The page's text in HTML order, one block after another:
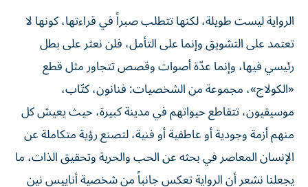
الرواية ليست طويلة، لكنها تتطلب صبراً في قراءتها، كونها لا
تعتمد على التشويق وإنما على التأمل، فلن نعثر على بطل
رئيسي فيها، وإنما عدّة أصوات وقصص تتجاور مثل قطع
«الكولاج»، مجموعة من الشخصيات: فنانون، كتّاب،
موسيقيون، تتقاطع حيواتهم في مدينة كبيرة، حيث يعيش كل
منهم أزمة وجودية أو عاطفية أو فنية، لتصنع رؤية متكاملة عن
الإنسان المعاصر في بحثه عن الحب والحرية وتحقيق الذات، ما
يجعلنا نشعر أن الرواية تعكس جانباً من شخصية أناييس نين